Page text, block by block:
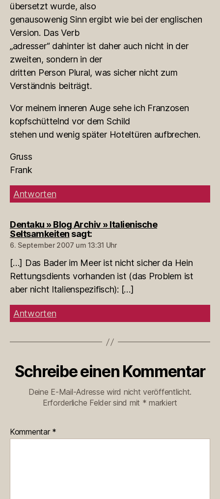
übersetzt wurde, also
genausowenig Sinn ergibt wie bei der englischen
Version. Das Verb
„adresser“ dahinter ist daher auch nicht in der
zweiten, sondern in der
dritten Person Plural, was sicher nicht zum
Verständnis beiträgt.
Vor meinem inneren Auge sehe ich Franzosen
kopfschüttelnd vor dem Schild
stehen und wenig später Hoteltüren aufbrechen.
Gruss
Frank
Antworten
Dentaku » Blog Archiv » Italienische
Seltsamkeiten sagt:
6. September 2007 um 13:31 Uhr
[…] Das Bader im Meer ist nicht sicher da Hein
Rettungsdients vorhanden ist (das Problem ist
aber nicht Italienspezifisch): […]
Antworten
Schreibe einen Kommentar
Deine E-Mail-Adresse wird nicht veröffentlicht.
Erforderliche Felder sind mit * markiert
Kommentar *